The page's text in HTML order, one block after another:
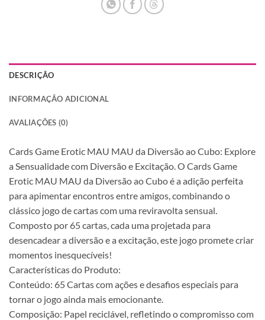
DESCRIÇÃO
INFORMAÇÃO ADICIONAL
AVALIAÇÕES (0)
Cards Game Erotic MAU MAU da Diversão ao Cubo: Explore
a Sensualidade com Diversão e Excitação. O Cards Game
Erotic MAU MAU da Diversão ao Cubo é a adição perfeita
para apimentar encontros entre amigos, combinando o
clássico jogo de cartas com uma reviravolta sensual.
Composto por 65 cartas, cada uma projetada para
desencadear a diversão e a excitação, este jogo promete criar
momentos inesquecíveis!
Características do Produto:
Conteúdo: 65 Cartas com ações e desafios especiais para
tornar o jogo ainda mais emocionante.
Composição: Papel reciclável, refletindo o compromisso com